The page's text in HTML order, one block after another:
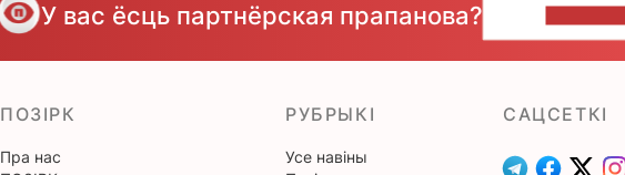
У вас ёсць партнёрская прапанова?
ПОЗІРК
Пра нас
РУБРЫКІ
Усе навіны
САЦСЕТКІ